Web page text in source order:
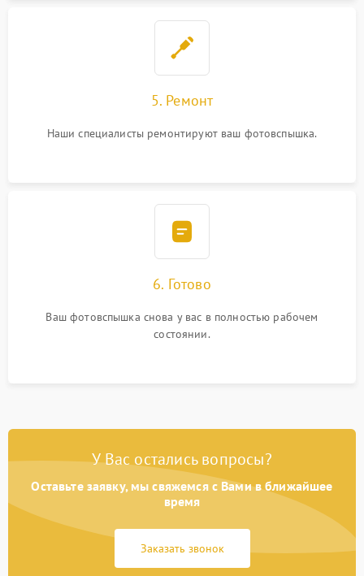
5. Ремонт
Наши специалисты ремонтируют ваш фотовспышка.
6. Готово
Ваш фотовспышка снова у вас в полностью рабочем
состоянии.
У Вас остались вопросы?
Оставьте заявку, мы свяжемся с Вами в ближайшее
время
Заказать звонок